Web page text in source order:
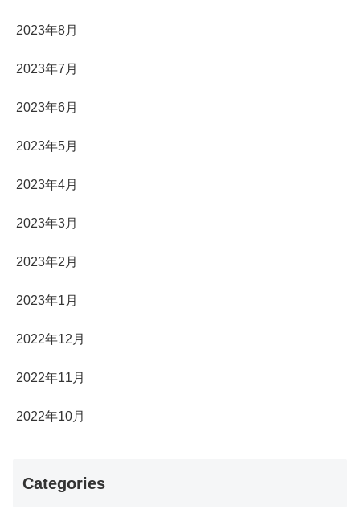
2023年8月
2023年7月
2023年6月
2023年5月
2023年4月
2023年3月
2023年2月
2023年1月
2022年12月
2022年11月
2022年10月
Categories